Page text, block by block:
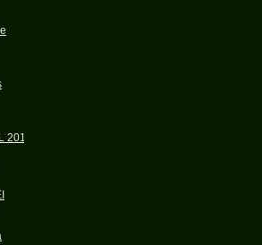
2013